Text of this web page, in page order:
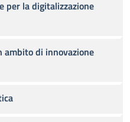
per la digitalizzazione
ambito di innovazione